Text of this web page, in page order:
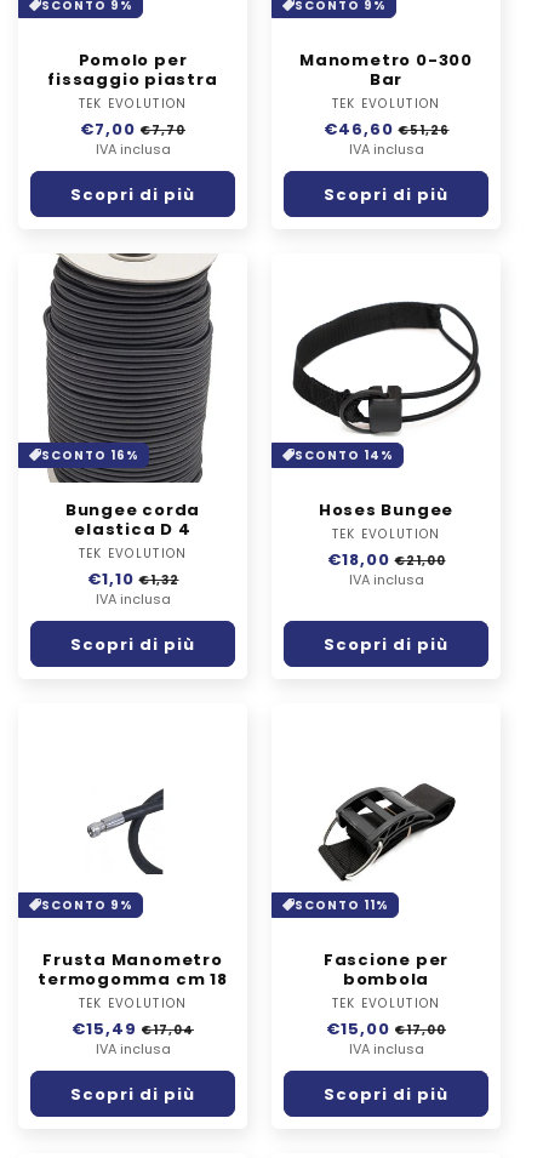
SCONTO 9%
Pomolo per
fissaggio piastra
Fornitore:
TEK EVOLUTION
Prezzo
listino
€7,00 Prezzo
scontato
€7,70
IVA inclusa
Scopri di più
SCONTO 9%
Manometro 0-300
Bar
Fornitore:
TEK EVOLUTION
Prezzo
listino
€46,60 Prezzo
scontato
€51,26
IVA inclusa
Scopri di più
SCONTO 16%
Bungee corda
elastica D 4
Fornitore:
TEK EVOLUTION
Prezzo
di
listino
€1,10 Prezzo
scontato
€1,32
IVA inclusa
Scopri di più
SCONTO 14%
Hoses Bungee
Fornitore:
TEK EVOLUTION
Prezzo
€18,00 Prezzo
scontato
€21,00
IVA inclusa
Scopri di più
SCONTO 9%
Frusta Manometro
termogomma cm 18
Fornitore:
TEK EVOLUTION
Prezzo
listino
€15,49 Prezzo
scontato
€17,04
IVA inclusa
Scopri di più
SCONTO 11%
Fascione per
bombola
Fornitore:
TEK EVOLUTION
Prezzo
listino
€15,00 Prezzo
scontato
€17,00
IVA inclusa
Scopri di più